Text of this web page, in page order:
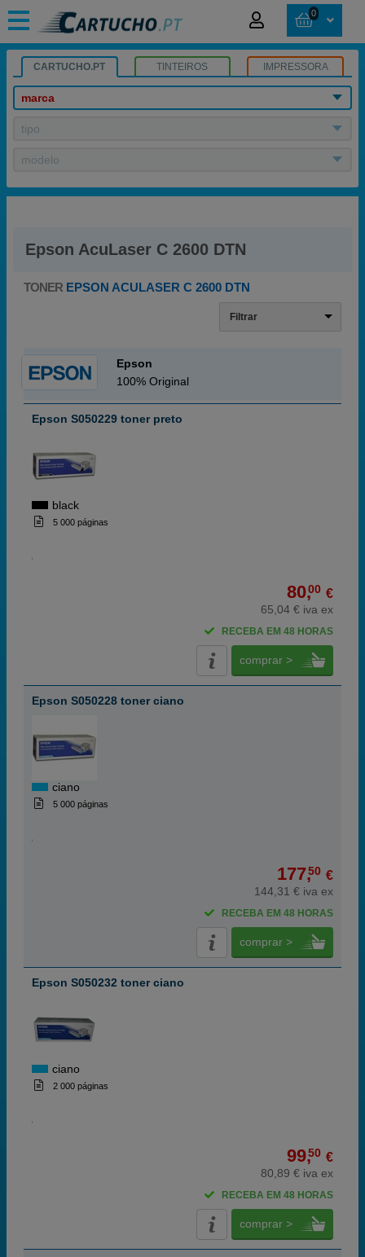
0
CARTUCHO.PT TINTEIROS IMPRESSORA
marca
tipo
modelo
Epson AcuLaser C 2600 DTN
TONER EPSON ACULASER C 2600 DTN
Filtrar
Epson
100% Original
Epson S050229 toner preto
black
5 000 páginas
80,00 €
65,04 € iva ex
RECEBA EM 48 HORAS
comprar >
Epson S050228 toner ciano
ciano
5 000 páginas
177,50 €
144,31 € iva ex
RECEBA EM 48 HORAS
comprar >
Epson S050232 toner ciano
ciano
2 000 páginas
99,50 €
80,89 € iva ex
RECEBA EM 48 HORAS
comprar >